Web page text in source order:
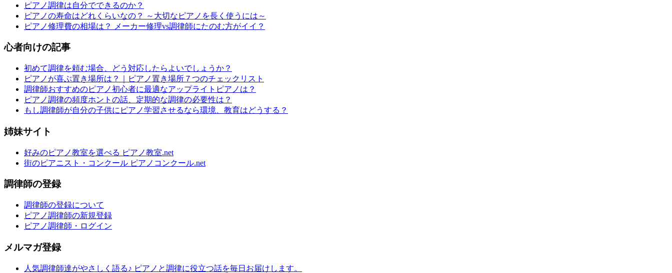
ピアノ調律は自分でできるのか？
ピアノの寿命はどれくらいなの？ ～大切なピアノを長く使うには～
ピアノ修理費の相場は？ メーカー修理vs調律師にたのむ方がイイ？
心者向けの記事
初めて調律を頼む場合、どう対応したらよいでしょうか？
ピアノが喜ぶ置き場所は？｜ピアノ置き場所７つのチェックリスト
調律師おすすめのピアノ初心者に最適なアップライトピアノは？
ピアノ調律の頻度ホントの話、定期的な調律の必要性は？
もし調律師が自分の子供にピアノ学習させるなら環境、教育はどうする？
姉妹サイト
好みのピアノ教室を選べる ピアノ教室.net
街のピアニスト・コンクール ピアノコンクール.net
調律師の登録
調律師の登録について
ピアノ調律師の新規登録
ピアノ調律師・ログイン
メルマガ登録
人気調律師達がやさしく語る♪ ピアノと調律に役立つ話を毎日お届けします。